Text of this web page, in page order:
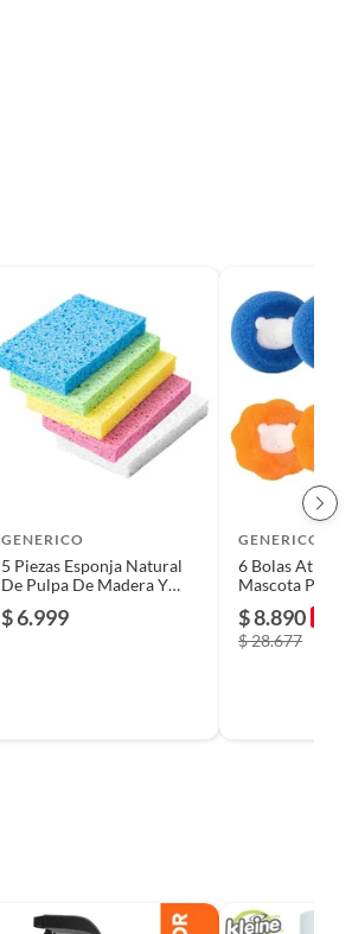
GENERICO
5 Piezas Esponja Natural
De Pulpa De Madera Y
$ 6.999
GENERICO
6 Bolas Atrapa
Mascota Perro
$ 8.890
$ 28.677